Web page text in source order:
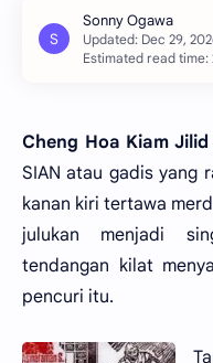
Estimated read time:
Cheng Hoa Kiam
SIAN atau gadis yang
kanan kiri tertawa
julukan menjadi
tendangan kilat
pencuri itu.